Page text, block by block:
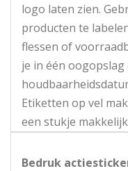
logo laten zien.
producten te
flessen of
je in één
Etiketten op vel
een stukje
Bedruk